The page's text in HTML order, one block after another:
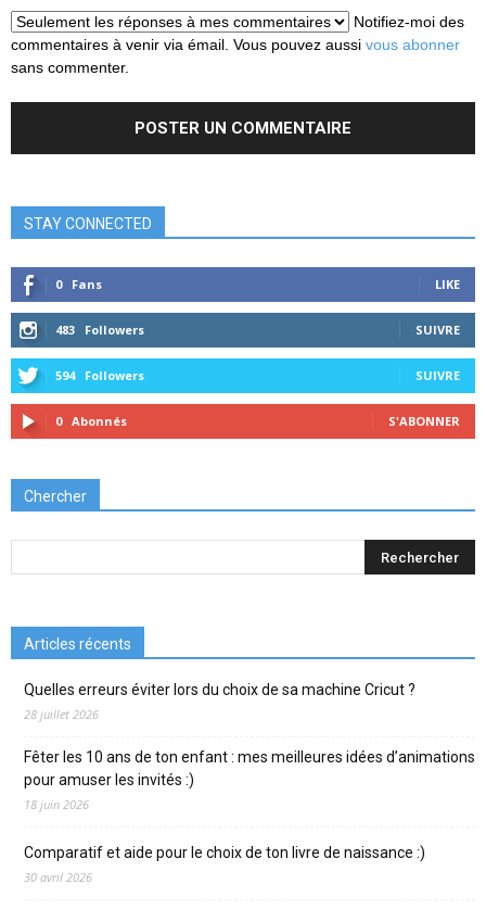
Notifiez-moi des
commentaires à venir via émail. Vous pouvez aussi vous abonner
sans commenter.
STAY CONNECTED
0 Fans LIKE
483 Followers SUIVRE
594 Followers SUIVRE
0 Abonnés S'ABONNER
Chercher
Articles récents
Quelles erreurs éviter lors du choix de sa machine Cricut ?
28 juillet 2026
Fêter les 10 ans de ton enfant : mes meilleures idées d’animations
pour amuser les invités :)
18 juin 2026
Comparatif et aide pour le choix de ton livre de naissance :)
30 avril 2026